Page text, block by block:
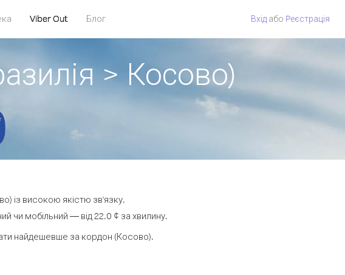
Viber Out Блог Вхід або Pеєстрація
> Косово)
із високою якістю зв'язку.
чи мобільний — від 22.0 ¢ за хвилину.
найдешевше за кордон (Косово).